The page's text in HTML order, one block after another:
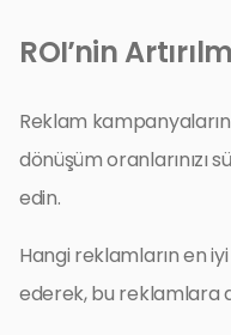
ROI’nin
Reklam
dönüşüm oranlarınızı
edin.
Hangi reklamların en
ederek, bu reklamlara